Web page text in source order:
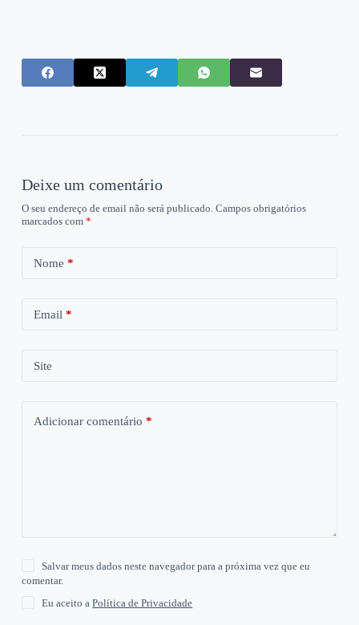
Deixe um comentário
O seu endereço de email não será publicado. Campos obrigatórios
marcados com *
Nome *
Email *
Site
Adicionar comentário *
Salvar meus dados neste navegador para a próxima vez que eu
comentar.
Eu aceito aPolítica de Privacidade